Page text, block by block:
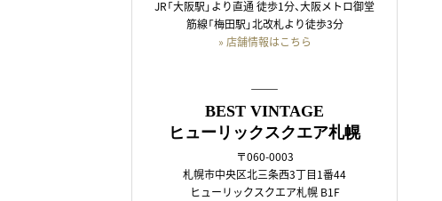
JR「大阪駅」より直通 徒歩1分、大阪メトロ御堂
筋線「梅田駅」北改札より徒歩3分
» 店舗情報はこちら
――
BEST VINTAGE
ヒューリックスクエア札幌
〒060-0003
札幌市中央区北三条西3丁目1番44
ヒューリックスクエア札幌 B1F